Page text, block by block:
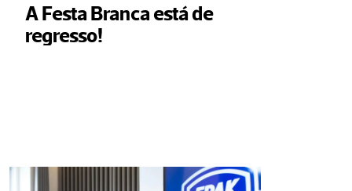
A Festa Branca está de
regresso!